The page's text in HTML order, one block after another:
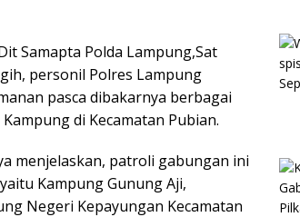
Samapta Polda Lampung,Sat
personil Polres Lampung
pasca dibakarnya berbagai
di Kecamatan Pubian.
menjelaskan, patroli gabungan ini
Kampung Gunung Aji,
Negeri Kepayungan Kecamatan